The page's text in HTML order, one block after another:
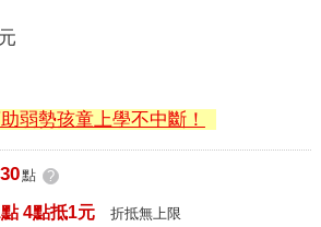
元
弱勢孩童上學不中斷！
30點 ?
4點抵1元 折抵無上限